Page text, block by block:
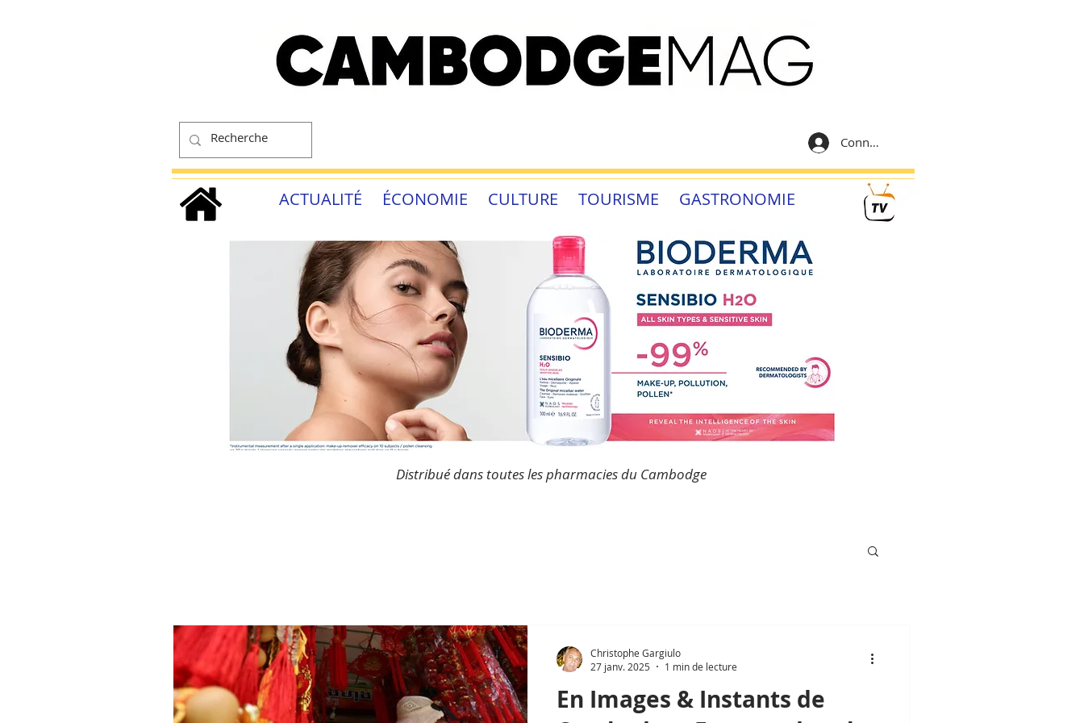
Connexion
ACTUALITÉ ÉCONOMIE CULTURE TOURISME GASTRONOMIE
Distribué dans toutes les pharmacies du Cambodge
En Images & Instants de
Christophe Gargiulo
27 janv. 2025
1 min de lecture